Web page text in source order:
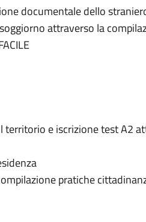
documentale dello
attraverso la
e iscrizione test A2
pratiche